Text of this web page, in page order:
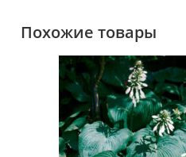
Похожие товары